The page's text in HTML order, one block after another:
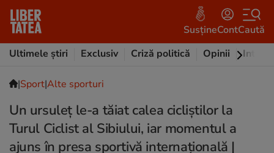
SusțineContCaută
Ultimele știri
Exclusiv Criză politică Opinii
|Sport|Alte sporturi
Un ursuleț le-a tăiat calea cicliștilor la
Turul Ciclist al Sibiului, iar momentul a
ajuns în presa sportivă internațională |